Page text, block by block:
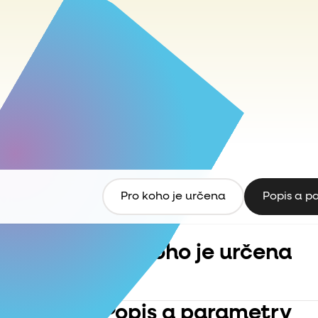
Pro koho je určena Popis a
Pro koho je určena
Popis a parametry